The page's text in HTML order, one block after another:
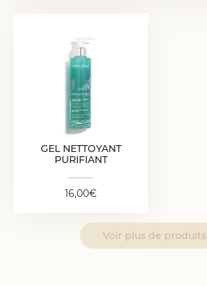
GEL NETTOYANT
PURIFIANT
16,00€
GEL NETTOYANT
PURIFIANT
16,00€
Voir plus de produits